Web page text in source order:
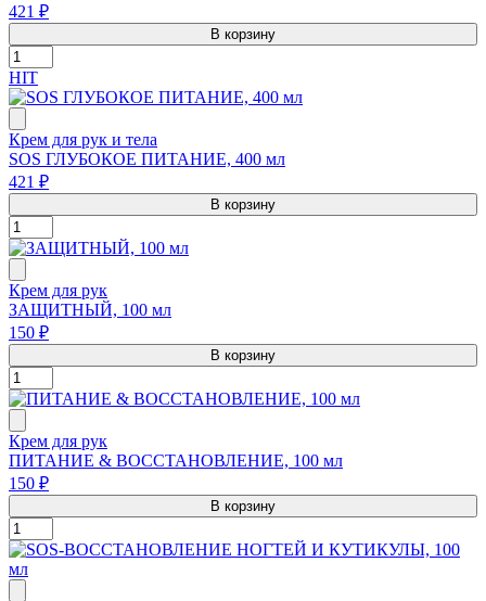
421 ₽
В корзину
HIT
Крем для рук и тела
SOS ГЛУБОКОЕ ПИТАНИЕ, 400 мл
421 ₽
В корзину
Крем для рук
ЗАЩИТНЫЙ, 100 мл
150 ₽
В корзину
Крем для рук
ПИТАНИЕ & ВОССТАНОВЛЕНИЕ, 100 мл
150 ₽
В корзину